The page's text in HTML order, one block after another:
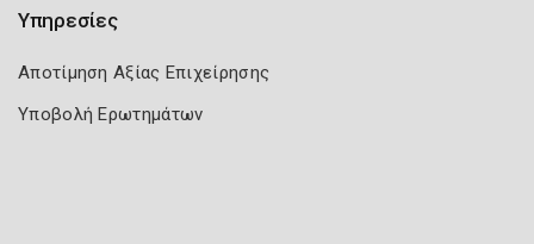
Υπηρεσίες
Αποτίμηση Αξίας Επιχείρησης
Υποβολή Ερωτημάτων